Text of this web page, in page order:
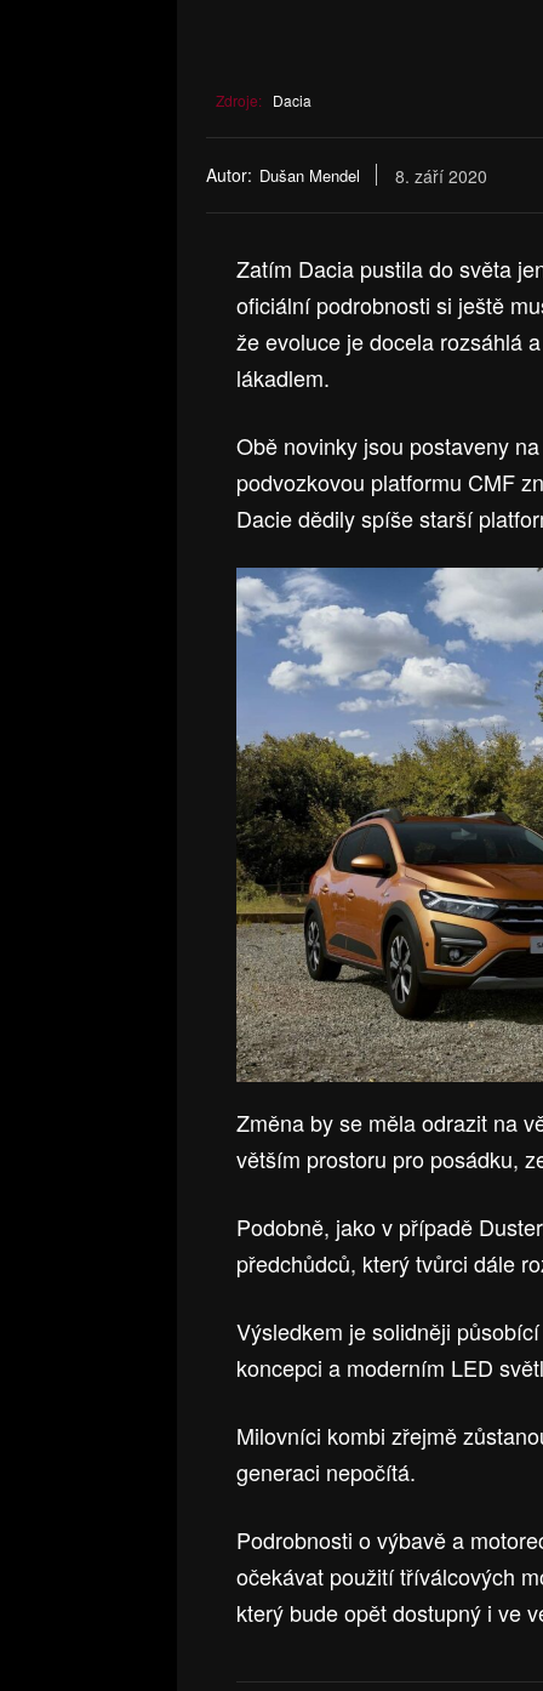
Zdroje: Dacia
Autor: Dušan Mendel 8. září 2020
Zatím Dacia pustila do světa
oficiální podrobnosti si ještě
že evoluce je docela rozsáhlá
lákadlem.
Obě novinky jsou postaveny
podvozkovou platformu CMF
Dacie dědily spíše starší
Změna by se měla odrazit na
větším prostoru pro posádku,
Podobně, jako v případě
předchůdců, který tvůrci dále
Výsledkem je solidněji
koncepci a moderním LED
Milovníci kombi zřejmě
generaci nepočítá.
Podrobnosti o výbavě a
očekávat použití tříválcových
který bude opět dostupný i ve